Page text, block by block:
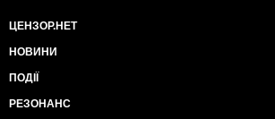
проведут на свежем воздухе веселые
Всегда можно вспомнить про
экстренный ремонт под снегом
маршруте движения колонн. Но
ЦЕНЗОР.НЕТ
НОВИНИ
ПОДІЇ
РЕЗОНАНС